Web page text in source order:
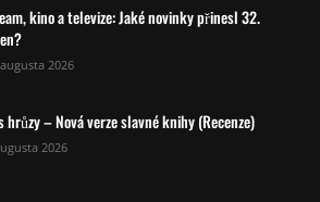
kino a televize: Jaké novinky přinesl 32.
2026
hrůzy – Nová verze slavné knihy (Recenze)
2026